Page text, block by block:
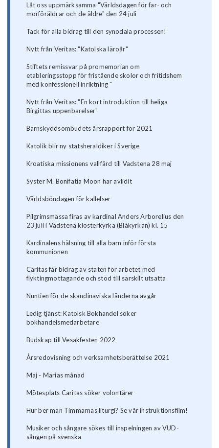
Låt oss uppmärksamma "Världsdagen för far- och
morföräldrar och de äldre" den 24 juli
Tack för alla bidrag till den synodala processen!
Nytt från Veritas: "Katolska läroår"
Stiftets remissvar på promemorian om
etableringsstopp för fristående skolor och fritidshem
med konfessionell inriktning "
Nytt från Veritas: "En kort introduktion till heliga
Birgittas uppenbarelser"
Barnskyddsombudets årsrapport för 2021
Katolik blir ny statsheraldiker i Sverige
Kroatiska missionens vallfärd till Vadstena 28 maj
Syster M. Bonifatia Moon har avlidit
Världsböndagen för kallelser
Pilgrimsmässa firas av kardinal Anders Arborelius den
23 juli i Vadstena klosterkyrka (Blåkyrkan) kl. 15
Kardinalens hälsning till alla barn inför första
kommunionen
Caritas får bidrag av staten för arbetet med
flyktingmottagande och stöd till särskilt utsatta
Nuntien för de skandinaviska länderna avgår
Ledig tjänst: Katolsk Bokhandel söker
bokhandelsmedarbetare
Budskap till Vesakfesten 2022
Årsredovisning och verksamhetsberättelse 2021
Maj - Marias månad
Mötesplats Caritas söker volontärer
Hur ber man Timmarnas liturgi? Se vår instruktionsfilm!
Musiker och sångare sökes till inspelningen av VUD-
sången på svenska